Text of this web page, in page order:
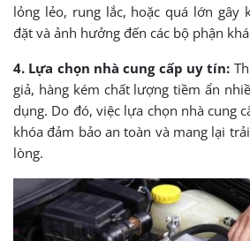
lỏng lẻo, rung lắc, hoặc quá lớn gây
đặt và ảnh hưởng đến các bộ phận
4. Lựa chọn nhà cung cấp uy tín:
giả, hàng kém chất lượng tiềm ẩn
dụng. Do đó, việc lựa chọn nhà cung
khóa đảm bảo an toàn và mang lại
lòng.